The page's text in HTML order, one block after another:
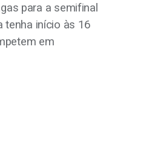
para a semifinal
tenha início às 16
em